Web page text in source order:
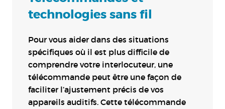
technologies sans fil
Pour vous aider dans des situations
spécifiques où il est plus difficile de
comprendre votre interlocuteur, une
télécommande peut être une façon de
faciliter l’ajustement précis de vos
appareils auditifs. Cette télécommande